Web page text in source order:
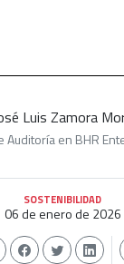
Luis Zamora
Auditoría en BHR
SOSTENIBILIDAD
06 de enero de 2026